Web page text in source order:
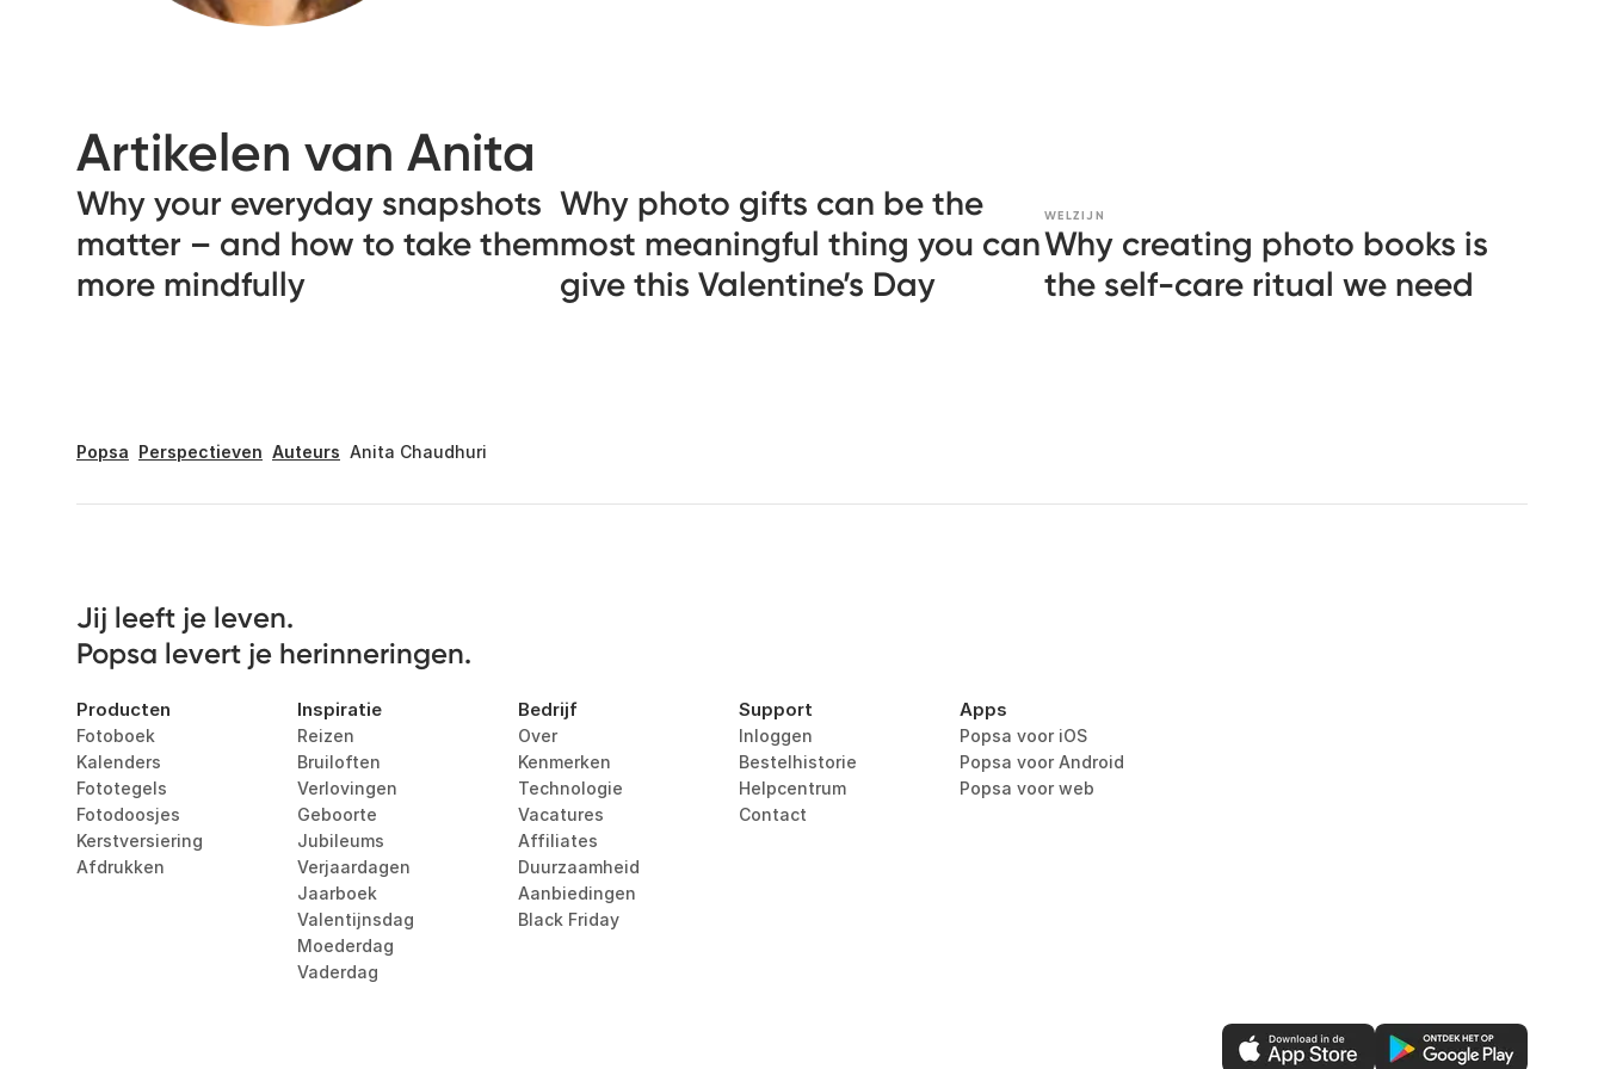
Artikelen van Anita
Why your everyday snapshots
matter – and how to take them
more mindfully
Why photo gifts can be the
most meaningful thing you can
give this Valentine’s Day
WELZIJN
Why creating photo books is
the self-care ritual we need
Popsa Perspectieven Auteurs Anita Chaudhuri
Jij leeft je leven.
Popsa levert je herinneringen.
Producten
Fotoboek
Kalenders
Fototegels
Fotodoosjes
Kerstversiering
Afdrukken
Inspiratie
Reizen
Bruiloften
Verlovingen
Geboorte
Jubileums
Verjaardagen
Jaarboek
Valentijnsdag
Moederdag
Vaderdag
Bedrijf
Over
Kenmerken
Technologie
Vacatures
Affiliates
Duurzaamheid
Aanbiedingen
Black Friday
Support
Inloggen
Bestelhistorie
Helpcentrum
Contact
Apps
Popsa voor iOS
Popsa voor Android
Popsa voor web